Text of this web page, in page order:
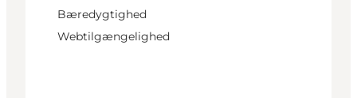
Bæredygtighed
Webtilgængelighed